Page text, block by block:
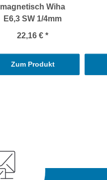
magnetisch Wiha
E6,3 SW 1/4mm
22,16 € *
Zum Produkt